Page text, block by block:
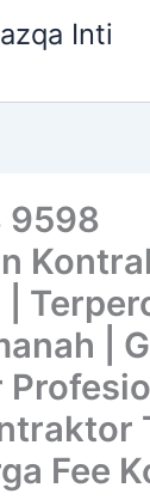
Inti
9598
|
Fee